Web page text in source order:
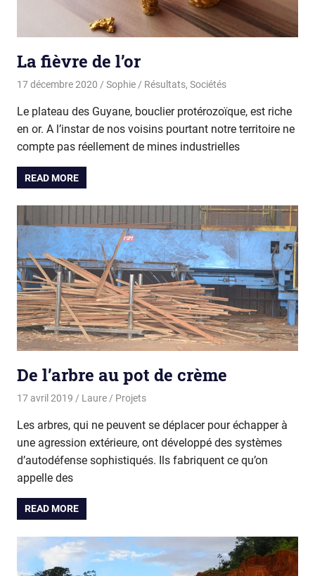
La fièvre de l’or
17 décembre 2020 Sophie Résultats, Sociétés
Le plateau des Guyane, bouclier protérozoïque, est riche
en or. A l’instar de nos voisins pourtant notre territoire ne
compte pas réellement de mines industrielles
READ MORE
De l’arbre au pot de crème
17 avril 2019 Laure Projets
Les arbres, qui ne peuvent se déplacer pour échapper à
une agression extérieure, ont développé des systèmes
d’autodéfense sophistiqués. Ils fabriquent ce qu’on
appelle des
READ MORE